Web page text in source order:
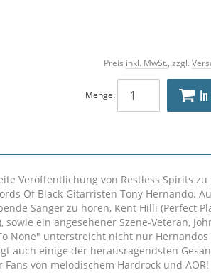
Preis inkl. MwSt. , zzgl.
Menge:
Veröffentlichung von Restless Spirits
Of Black-Gitarristen Tony Hernando.
Sänger zu hören, Kent Hilli (Perfect
ein angesehener Szene-Veteran,
None" unterstreicht nicht nur Hernandos
auch einige der herausragendsten
von melodischem Hardrock und AOR!